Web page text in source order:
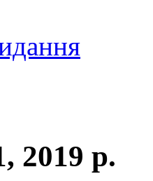
2019 р.